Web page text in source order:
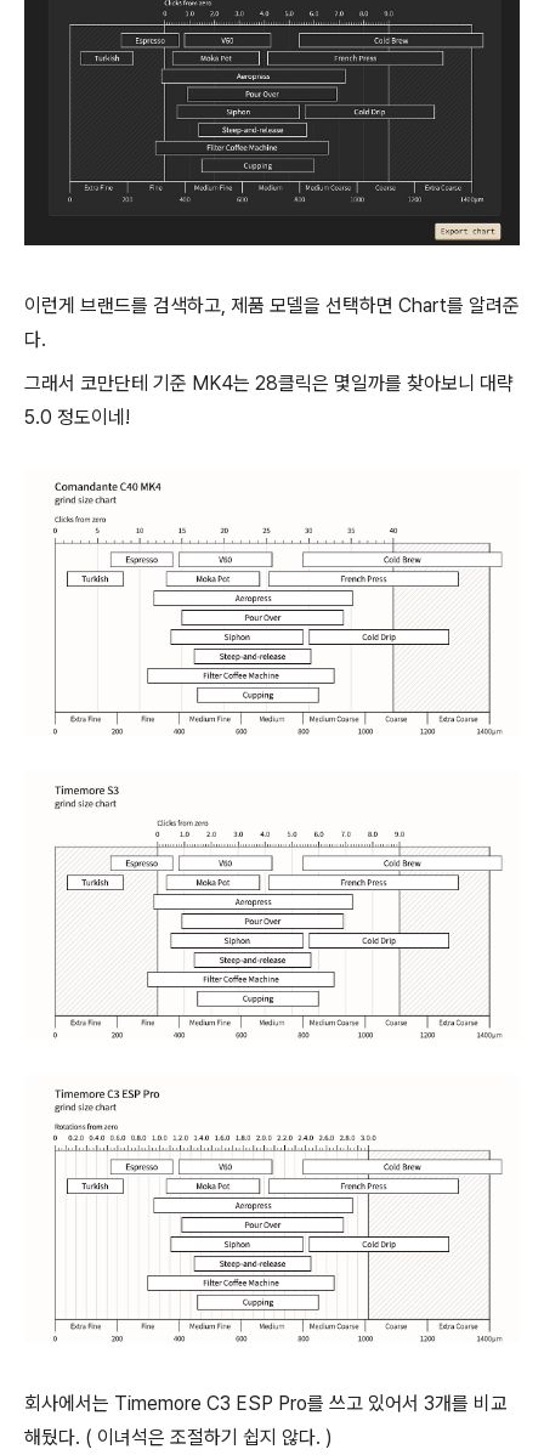
이런게 브랜드를 검색하고, 제품 모델을 선택하면 Chart를 알려준
다.
그래서 코만단테 기준 MK4는 28클릭은 몇일까를 찾아보니 대략
5.0 정도이네!
회사에서는 Timemore C3 ESP Pro를 쓰고 있어서 3개를 비교
해뒀다. ( 이녀석은 조절하기 쉽지 않다. )